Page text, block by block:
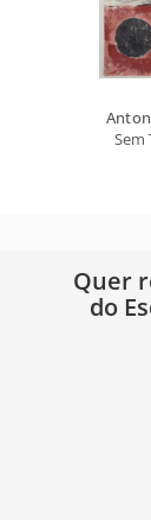
Sem
Quer
do